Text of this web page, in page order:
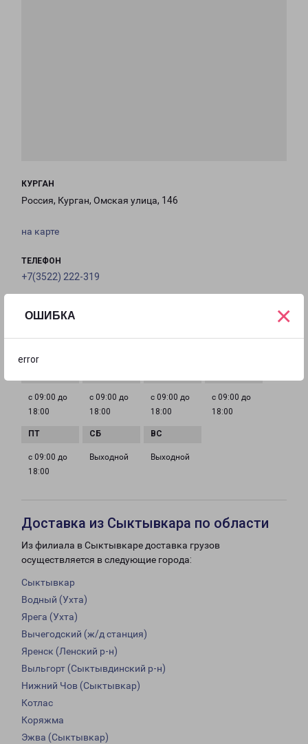
ОШИБКА
error
×
КУРГАН
Россия, Курган, Омская улица, 146
на карте
ТЕЛЕФОН
+7(3522) 222-319
kurgan@pecom.ru
с 09:00 до
18:00
с 09:00 до
18:00
с 09:00 до
18:00
с 09:00 до
18:00
с 09:00 до
18:00
Выходной Выходной
Доставка из Сыктывкара по области
Из филиала в Сыктывкаре доставка грузов
осуществляется в следующие города:
Сыктывкар
Водный (Ухта)
Ярега (Ухта)
Вычегодский (ж/д станция)
Яренск (Ленский р-н)
Выльгорт (Сыктывдинский р-н)
Нижний Чов (Сыктывкар)
Котлас
Коряжма
Эжва (Сыктывкар)